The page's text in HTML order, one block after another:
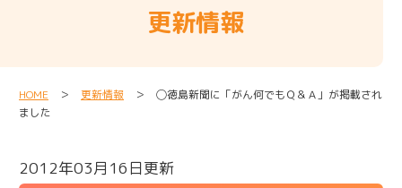
更新情報
HOME ＞ 更新情報 ＞ ◯徳島新聞に「がん何でもＱ＆Ａ」が掲載され
ました
2012年03月16日更新